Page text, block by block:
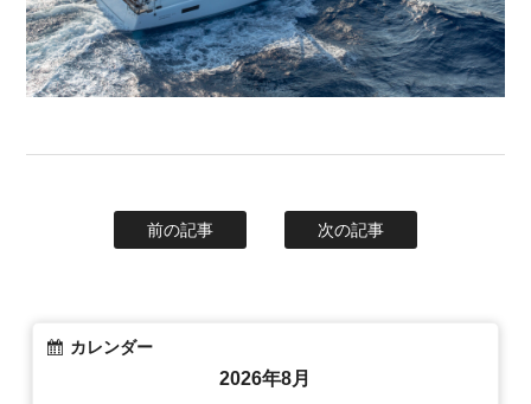
前の記事 次の記事
カレンダー
2026年8月